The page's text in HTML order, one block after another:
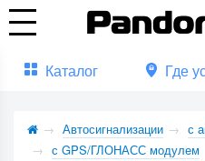
Каталог Где
Автосигнализации
с
с GPS/ГЛОНАСС модулем